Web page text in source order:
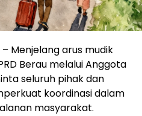
– Menjelang arus mudik
Berau melalui Anggota
seluruh pihak dan
koordinasi dalam
masyarakat.